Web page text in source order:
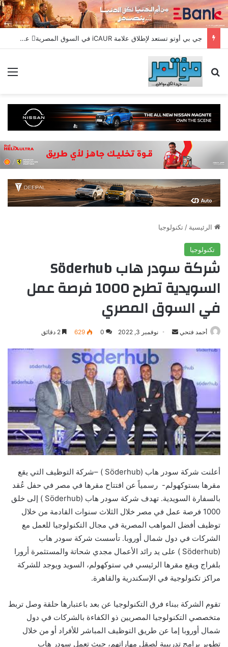
جي بي أوتو تستعد لإطلاق علامة iCAUR في السوق المصرية علامة عالمية جديدة لسيارات الطاقة الجديدة تجمع بين التكنولوجيا الذكية والتصميم الجريء وروح المغامر
بحث عن
الرئيسية / تكنولوجيا
تكنولوجيا
شركة سودر هاب Söderhub
السويدية تطرح 1000 فرصة عمل
في السوق المصري
أحمد فتحي
أرسل
إلكترونيا
نوفمبر 3, 2022 0
629
أعلنت شركة سودر هاب (Söderhub ) –شركة التوظيف التي يقع
مقرها بستوكهولم- رسمياً عن افتتاح مقرها في مصر في حفل عُقد
بالسفارة السويدية. تهدف شركة سودر هاب (Söderhub ) إلى خلق
1000 فرصة عمل في مصر خلال الثلاث سنوات القادمة من خلال
توظيف أفضل المواهب المصرية في مجال التكنولوجيا للعمل مع
الشركات في دول شمال أوروبا. تأسست شركة سودر هاب
(
Söderhub ) على يد رائد الأعمال مجدي شحاتة والمستثمرة أرورا
بلفراج ويقع مقرها الرئيسي في ستوكهولم، السويد ويوجد للشركة
مراكز تكنولوجية في الإسكندرية والقاهرة.
تقوم الشركة ببناء فرق التكنولوجيا عن بعد باعتبارها حلقة وصل تربط
متخصصي التكنولوجيا المصريين ذو الكفاءة بالشركات في دول
شمال أوروبا إما عن طريق التوظيف المباشر للأفراد أو من خلال
تطوير برامج تدريبية لصقل مهاراتهم، حيث تعمل سودر هاب